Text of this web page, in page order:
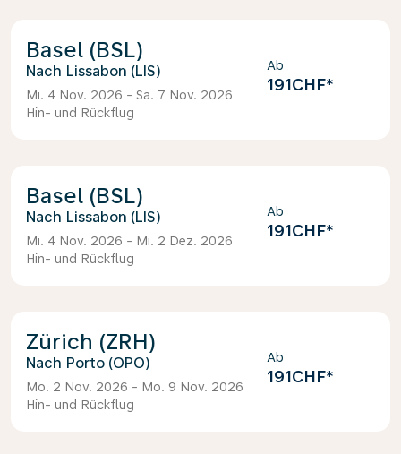
Basel (BSL)
Lissabon (LIS)
Mi. 4 Nov. 2026 - Sa. 7 Nov. 2026
Hin- und Rückflug
Ab
191CHF*
Basel (BSL)
Lissabon (LIS)
Mi. 4 Nov. 2026 - Mi. 2 Dez. 2026
Hin- und Rückflug
Ab
191CHF*
Zürich (ZRH)
Porto (OPO)
Mo. 2 Nov. 2026 - Mo. 9 Nov. 2026
Hin- und Rückflug
Ab
191CHF*